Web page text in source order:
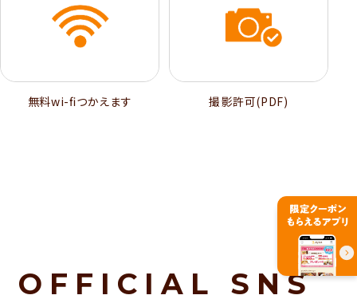
無料wi-ﬁつかえます 撮影許可(PDF)
OFFICIAL SNS